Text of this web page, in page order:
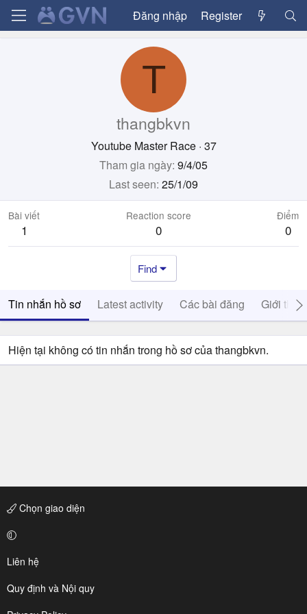
Đăng nhập Register
T
thangbkvn
Youtube Master Race · 37
Tham gia ngày 9/4/05
Last seen 25/1/09
Bài viết
1
Reaction score
0
Điểm
0
Find
Tin nhắn hồ sơ Latest activity Các bài đăng Giới thiệu
Hiện tại không có tin nhắn trong hồ sơ của thangbkvn.
Chọn giao diện
Liên hệ
Quy định và Nội quy